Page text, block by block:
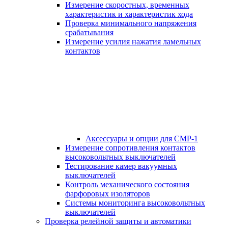
Измерение скоростных, временных
характеристик и характеристик хода
Проверка минимального напряжения
срабатывания
Измерение усилия нажатия ламельных
контактов
Аксессуары и опции для СМР-1
Измерение сопротивления контактов
высоковольтных выключателей
Тестирование камер вакуумных
выключателей
Контроль механического состояния
фарфоровых изоляторов
Системы мониторинга высоковольтных
выключателей
Проверка релейной защиты и автоматики